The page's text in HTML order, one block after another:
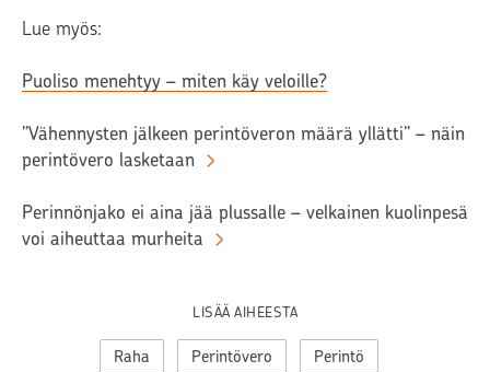
Lue myös:
Puoliso menehtyy – miten käy veloille?
”Vähennysten jälkeen perintöveron määrä yllätti” – näin
perintövero lasketaan
Perinnönjako ei aina jää plussalle – velkainen kuolinpesä
voi aiheuttaa murheita
LISÄÄ AIHEESTA
Raha Perintövero Perintö